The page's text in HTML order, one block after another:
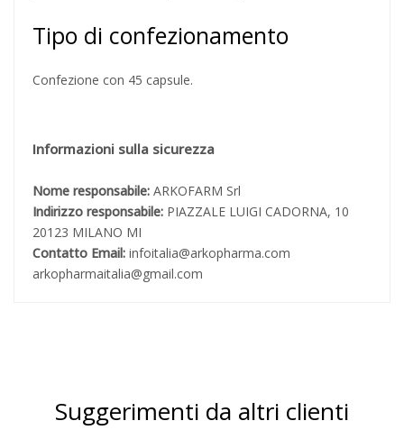
Tipo di confezionamento
Confezione con 45 capsule.
Informazioni sulla sicurezza
Nome responsabile: ARKOFARM Srl
Indirizzo responsabile: PIAZZALE LUIGI CADORNA, 10
20123 MILANO MI
Contatto Email: infoitalia@arkopharma.com
arkopharmaitalia@gmail.com
Suggerimenti da altri clienti